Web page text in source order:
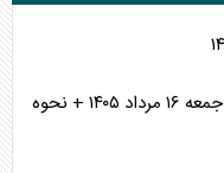
جدول قطعی برق استان کرمانشاه فردا جمعه ۱۶ مرداد ۱۴۰۵ + نحوه